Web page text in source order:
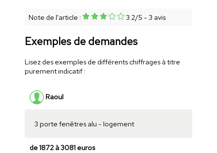
Note de l'article : 3.2/5 - 3 avis
Exemples de demandes
Lisez des exemples de différents chiffrages à titre
purement indicatif :
Raoul
3 porte fenêtres alu - logement
de 1872 à 3081 euros